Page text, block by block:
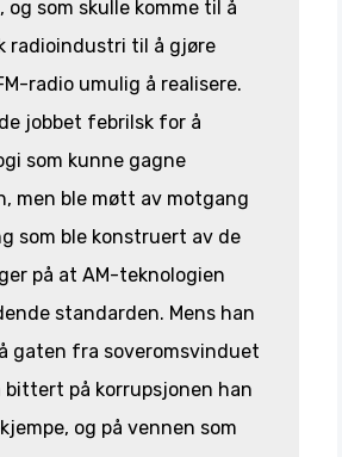
som skulle komme til å
radioindustri til å gjøre
radio umulig å realisere.
jobbet febrilsk for å
som kunne gagne
men ble møtt av motgang
som ble konstruert av de
på at AM-teknologien
standarden. Mens han
gaten fra soveromsvinduet
på korrupsjonen han
og på vennen som